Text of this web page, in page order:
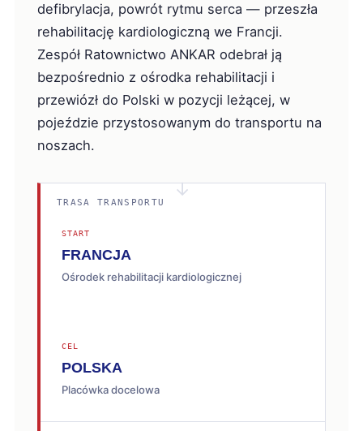
defibrylacja, powrót rytmu serca — przeszła
rehabilitację kardiologiczną we Francji.
Zespół Ratownictwo ANKAR odebrał ją
bezpośrednio z ośrodka rehabilitacji i
przewiózł do Polski w pozycji leżącej, w
pojeździe przystosowanym do transportu na
noszach.
TRASA TRANSPORTU
START
FRANCJA
Ośrodek rehabilitacji kardiologicznej
→
CEL
POLSKA
Placówka docelowa